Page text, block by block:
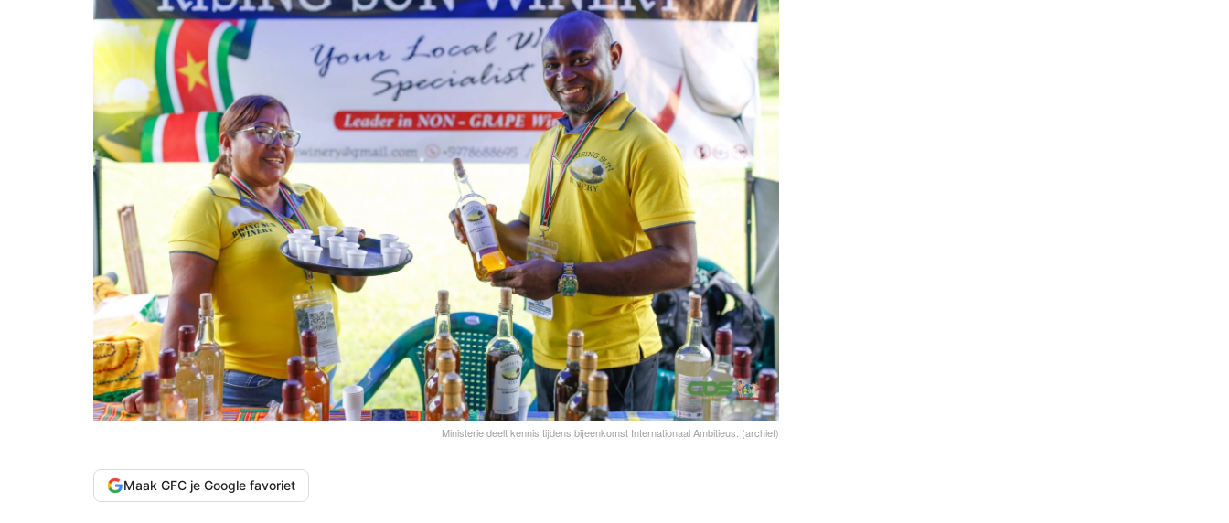
Ministerie deelt kennis tijdens bijeenkomst Internationaal Ambitieus. (archief)
Maak GFC je Google favoriet